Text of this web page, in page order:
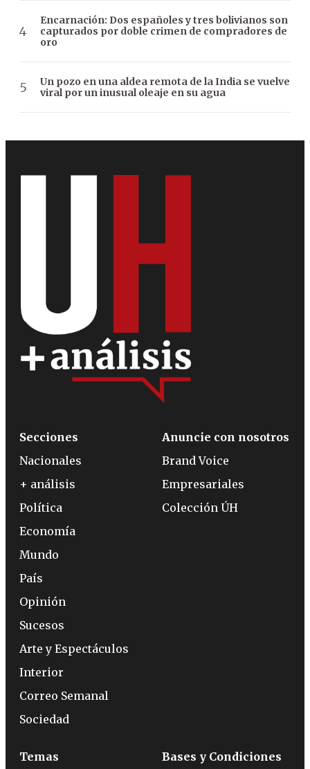
Encarnación: Dos españoles y tres bolivianos son
capturados por doble crimen de compradores de
oro
Un pozo en una aldea remota de la India se vuelve
viral por un inusual oleaje en su agua
Secciones
Nacionales
+ análisis
Política
Economía
Mundo
País
Opinión
Sucesos
Arte y Espectáculos
Interior
Correo Semanal
Sociedad
Anuncie con nosotros
Brand Voice
Empresariales
Colección ÚH
Temas Bases y Condiciones